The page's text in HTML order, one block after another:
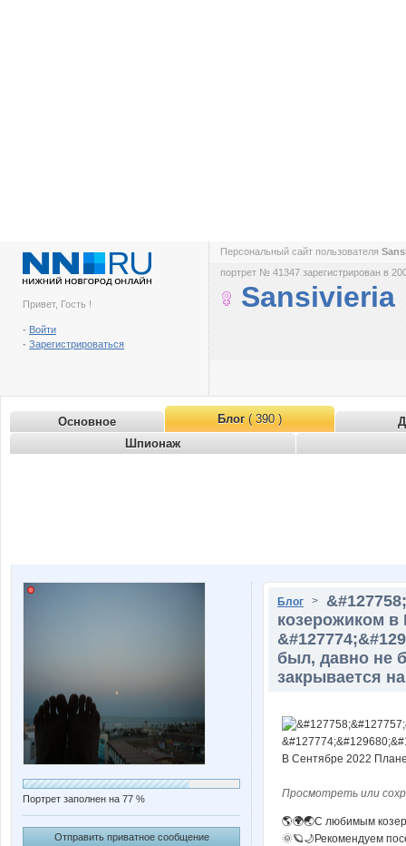
Привет, Гость !
- Войти
- Зарегистрироваться
Персональный сайт пользователя
портрет № 41347 зарегистрирован в
Sansivieria
Основное Блог( 390 )
Шпионаж
Портрет заполнен на 77 %
Отправить приватное сообщение
Блог >
козерожиком в
был, давно не
закрывается
Просмотреть или
🌎🌍🌏С любимым
🌞🪐🌙Рекомендуем